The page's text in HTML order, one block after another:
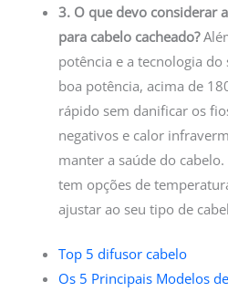
3. O que devo considerar
para cabelo cacheado?
potência e a tecnologia do
boa potência, acima de
rápido sem danificar os
negativos e calor
manter a saúde do
tem opções de
ajustar ao seu tipo de
Top 5 difusor cabelo
Os 5 Principais Modelos